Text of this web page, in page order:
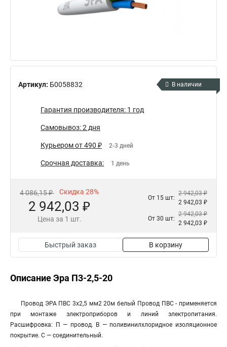
Артикул: Б0058832 В наличии
Гарантия производителя: 1 год
Самовывоз: 2 дня
Курьером от 490 ₽ 2-3 дней
Срочная доставка: 1 день
4 086,15 ₽ Скидка 28%
2 942,03 ₽
Цена за 1 шт.
От 15 шт:
2 942,03 ₽
2 942,03 ₽
От 30 шт:
2 942,03 ₽
2 942,03 ₽
Быстрый заказ В корзину
Описание Эра П3-2,5-20
Провод ЭРА ПВС 3х2,5 мм2 20м белый Провод ПВС - применяется
при монтаже электроприборов и линий электропитания.
Расшифровка: П — провод. В — поливинилхлоридное изоляционное
покрытие. С — соединительный.